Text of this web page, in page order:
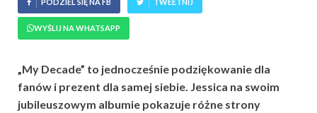
PODZIEL SIĘ NA FB TWEETNIJ
WYŚLIJ NA WHATSAPP
„My Decade” to jednocześnie podziękowanie dla
fanów i prezent dla samej siebie. Jessica na swoim
jubileuszowym albumie pokazuje różne strony